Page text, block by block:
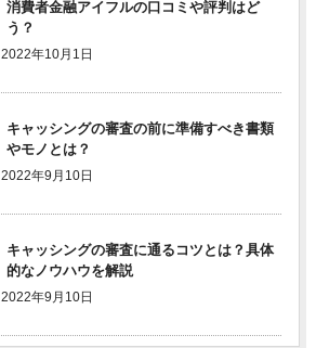
消費者金融アイフルの口コミや評判はど
う？
2022年10月1日
キャッシングの審査の前に準備すべき書類
やモノとは？
2022年9月10日
キャッシングの審査に通るコツとは？具体
的なノウハウを解説
2022年9月10日